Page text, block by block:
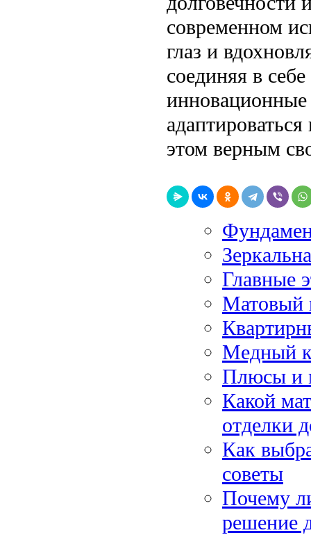
современном
глаз и
соединяя в
инновационные
этом верным
Главные
Матовый
Медный
Плюсы и
Какой
отделки
Как
советы
Почему
решение